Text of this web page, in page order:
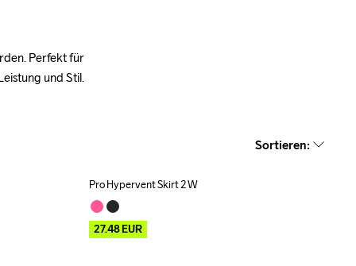
Perfekt für
und Stil.
Sortieren:
Outlet
Pro Hypervent Skirt 2 W
27.48EUR